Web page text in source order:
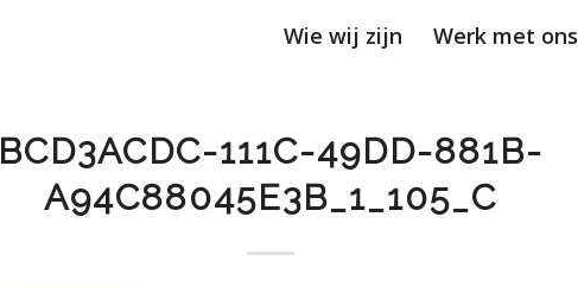
Wie wij zijn Werk met ons
BCD3ACDC-111C-49DD-881B-
A94C88045E3B_1_105_C